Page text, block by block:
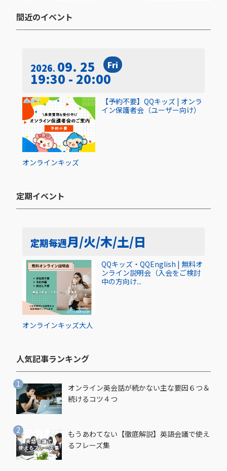
間近のイベント​
2026 09. 25 Fri
19:30 - 20:00
オンラインキッズ
【予約不要】QQキッズ | オンラ
イン保護者会（ユーザー向け）
定期イベント​
定期毎週月/火/木/土/日
オンラインキッズ大人
QQキッズ・QQEnglish | 無料オ
ンライン説明会（入会をご検討
中の方向け...
人気記事ランキング​
オンライン英会話が続かない主な要因６つ＆
続けるコツ４つ
もうあわてない【徹底解説】英語会議で使え
るフレーズ集